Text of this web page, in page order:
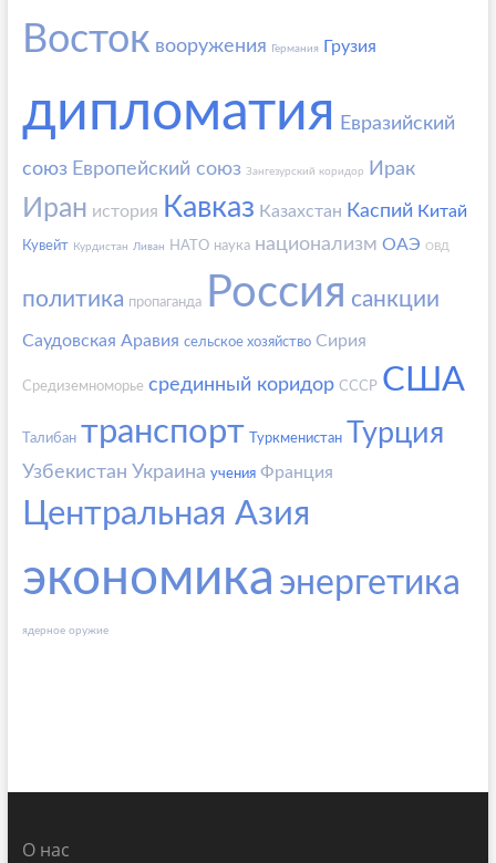
Восток вооружения Германия Грузия
дипломатия Евразийский
союз Европейский союз Зангезурский коридор Ирак
Иран история Кавказ Казахстан Каспий Китай
Кувейт Курдистан Ливан НАТО наука национализм ОАЭ ОВД
политика пропаганда Россия санкции
Саудовская Аравия сельское хозяйство Сирия
Средиземноморье срединный коридор СССР США
Талибан транспорт Туркменистан Турция
Узбекистан Украина учения Франция
Центральная Азия
экономика энергетика
ядерное оружие
О нас